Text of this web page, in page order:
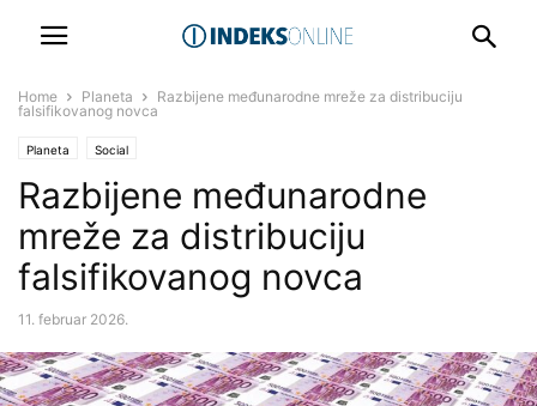
Home Planeta
Razbijene međunarodne mreže za distribuciju
falsifikovanog novca
Planeta Social
Razbijene međunarodne
mreže za distribuciju
falsifikovanog novca
11. februar 2026.